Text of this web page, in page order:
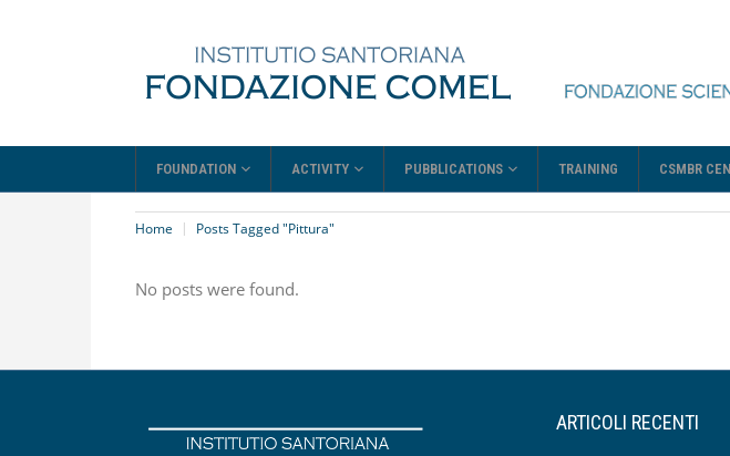
FOUNDATION ACTIVITY PUBBLICATIONS TRAINING CSMBR
Home Posts Tagged "Pittura"
No posts were found.
ARTICOLI RECENTI